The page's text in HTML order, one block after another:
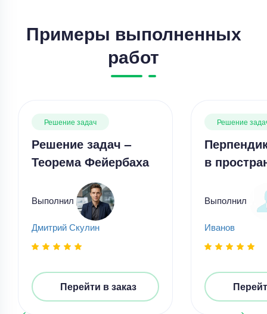
Примеры выполненных
работ
Решение задач
Решение задач –
Теорема Фейербаха
Выполнил
Дмитрий Скулин
Перейти в заказ
Решение
в
Выполнил
Иванов
Цена2200 ₽
Решение задач
Решение задач – Задание по механике
Уникальность50%
Срок выполнения5 дней